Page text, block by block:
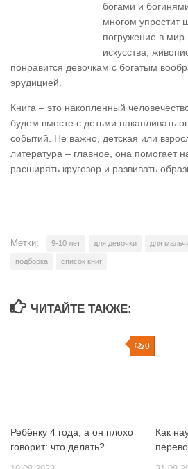
богами и
многом упростит
погружение в мир
искусства,
понравится девочкам с богатым
эрудицией.
Книга – это накопленный
будем вместе с детьми накапливать
событий. Не важно, детская или
литература – главное, она помогает
расширять кругозор и развивать
Метки: 9-10 лет для девочки для
подборка список книг
ЧИТАЙТЕ ТАКЖЕ:
0
Ребёнку 4 года, а он плохо
говорит: что делать?
Как